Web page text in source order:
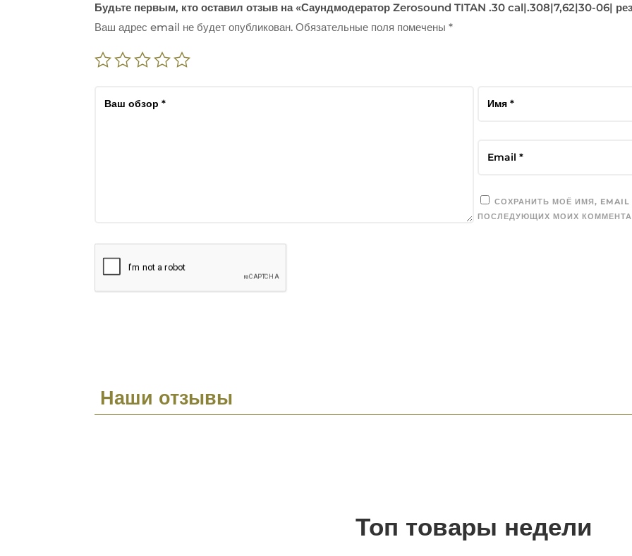
Будьте первым, кто оставил отзыв на «Саундмодератор Zerosound TITAN .30 cal|.308|7,62|30-06|
Ваш адрес email не будет опубликован. Обязательные поля помечены*
СОХРАНИТЬ МОЁ ИМЯ,
ПОСЛЕДУЮЩИХ МОИХ
Наши отзывы
Топ товары недели